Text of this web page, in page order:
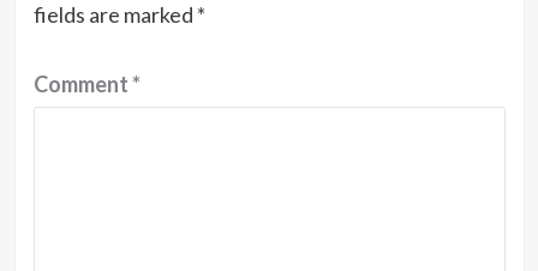
fields are marked *
Comment*